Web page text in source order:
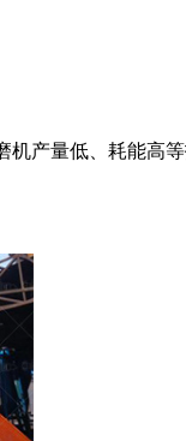
产量低、耗能高